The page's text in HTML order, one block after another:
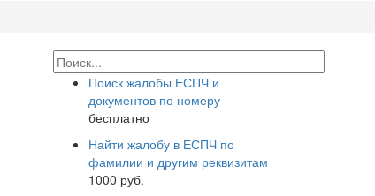
Поиск жалобы ЕСПЧ и
документов по номеру
бесплатно
Найти жалобу в ЕСПЧ по
фамилии и другим реквизитам
1000 руб.